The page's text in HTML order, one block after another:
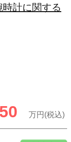
時計に関する
50 万円(税込)